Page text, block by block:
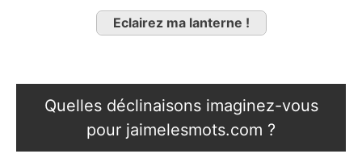
Eclairez ma lanterne !
Quelles déclinaisons imaginez-vous
pour jaimelesmots.com ?